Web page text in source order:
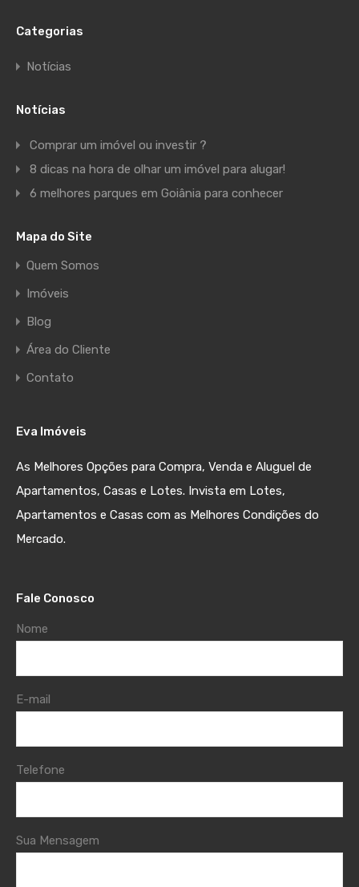
Categorias
Notícias
Notícias
Comprar um imóvel ou investir ?
8 dicas na hora de olhar um imóvel para alugar!
6 melhores parques em Goiânia para conhecer
Mapa do Site
Quem Somos
Imóveis
Blog
Área do Cliente
Contato
Eva Imóveis
As Melhores Opções para Compra, Venda e Aluguel de
Apartamentos, Casas e Lotes. Invista em Lotes,
Apartamentos e Casas com as Melhores Condições do
Mercado.
Fale Conosco
Nome
E-mail
Telefone
Sua Mensagem